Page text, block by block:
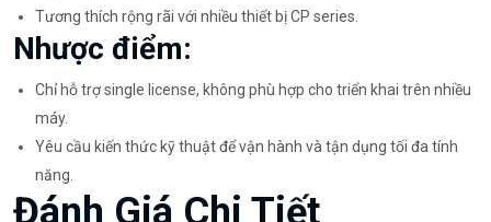
Tương thích rộng rãi với nhiều thiết bị CP series.
Nhược điểm:
Chỉ hỗ trợ single license, không phù hợp cho triển khai trên nhiều
máy.
Yêu cầu kiến thức kỹ thuật để vận hành và tận dụng tối đa tính
năng.
Đánh Giá Chi Tiết